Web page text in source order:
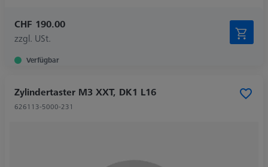
CHF 190.00
zzgl. USt.
Verfügbar
Zylindertaster M3 XXT, DK1 L16
626113-5000-231